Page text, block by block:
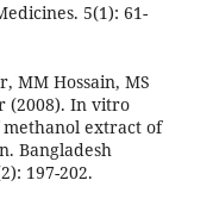
5(1): 61-
MM Hossain, MS
(2008). In vitro
extract of
Bangladesh
197-202.